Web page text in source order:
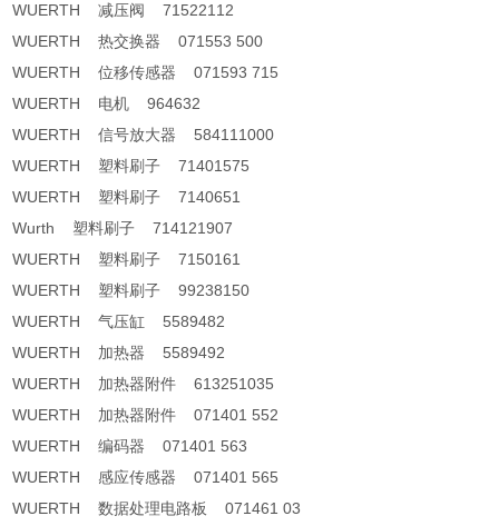
WUERTH 减压阀 71522112
WUERTH 热交换器 071553 500
WUERTH 位移传感器 071593 715
WUERTH 电机 964632
WUERTH 信号放大器 584111000
WUERTH 塑料刷子 71401575
WUERTH 塑料刷子 7140651
Wurth 塑料刷子 714121907
WUERTH 塑料刷子 7150161
WUERTH 塑料刷子 99238150
WUERTH 气压缸 5589482
WUERTH 加热器 5589492
WUERTH 加热器附件 613251035
WUERTH 加热器附件 071401 552
WUERTH 编码器 071401 563
WUERTH 感应传感器 071401 565
WUERTH 数据处理电路板 071461 03